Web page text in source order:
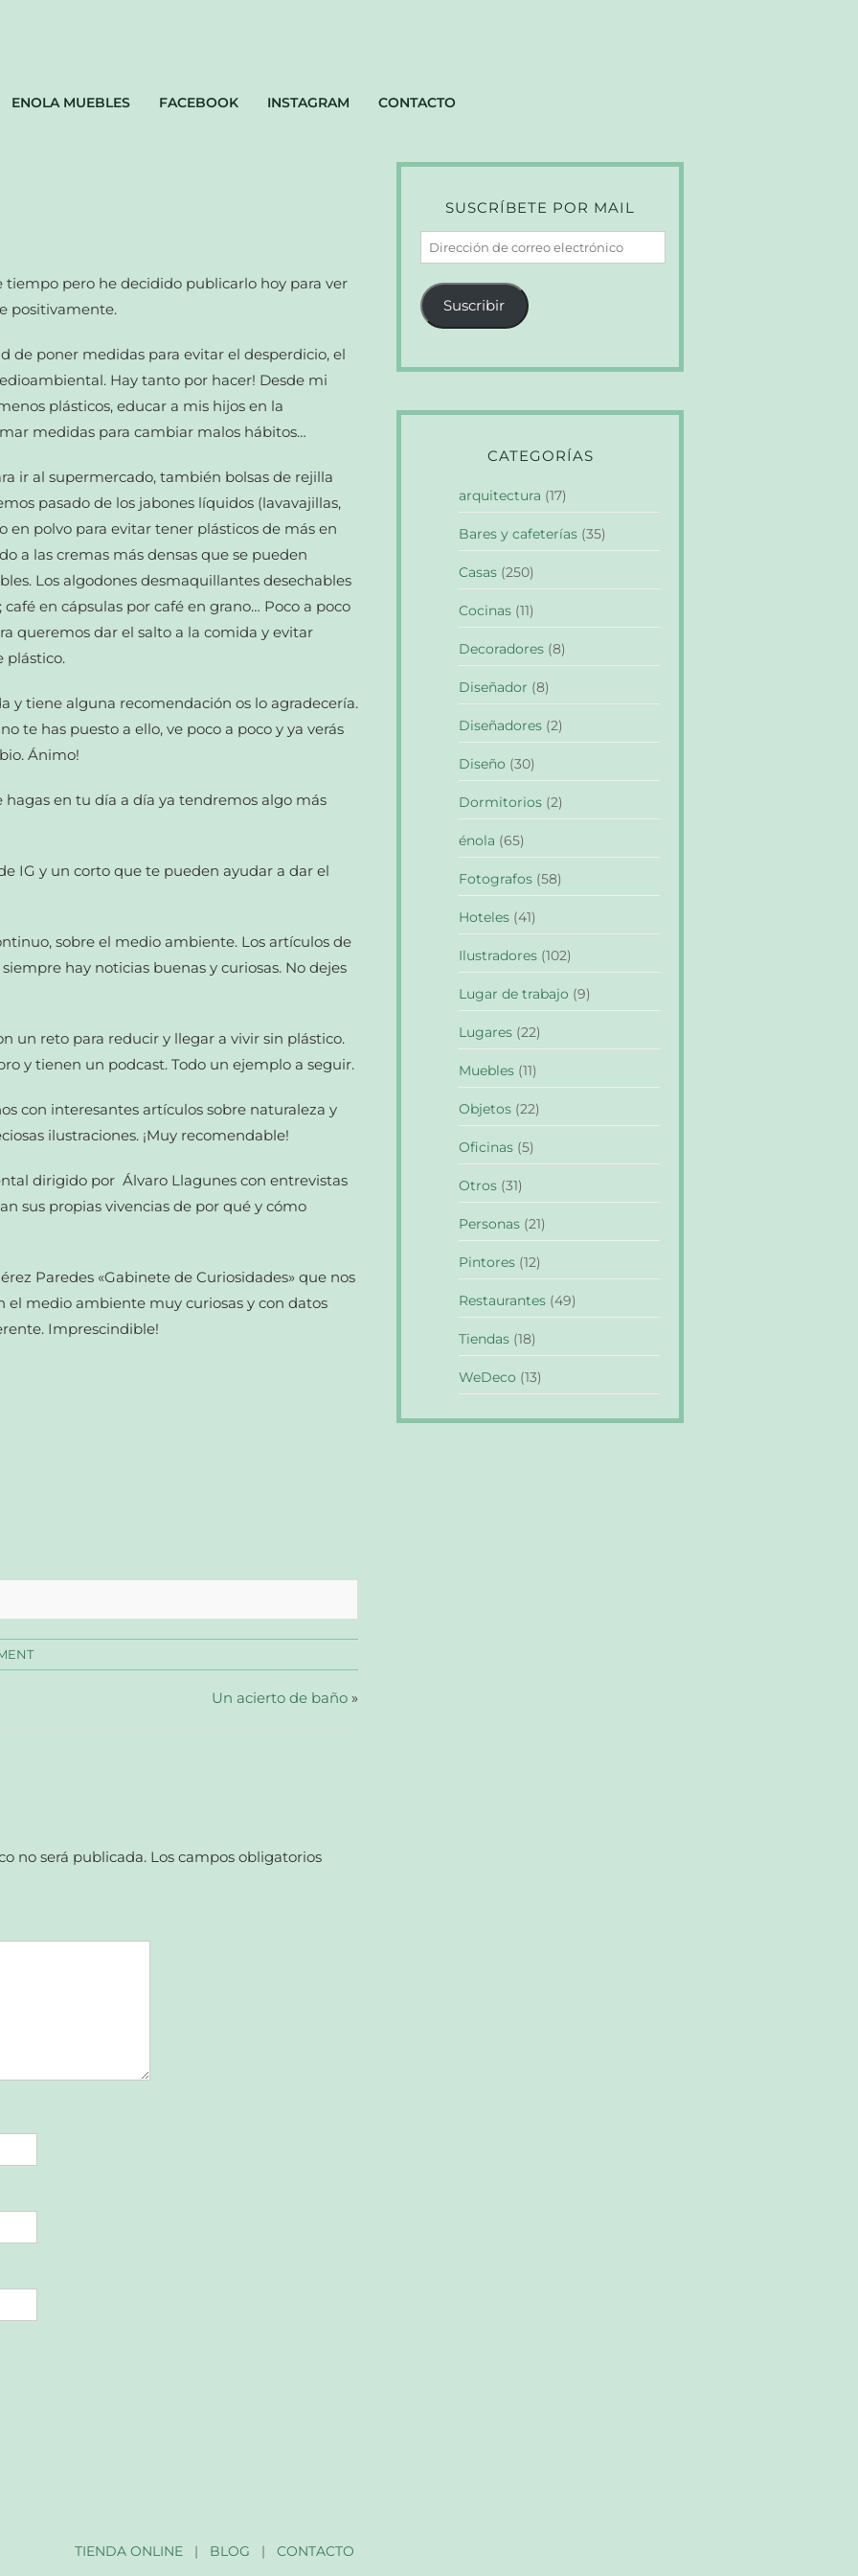
ENOLA MUEBLES FACEBOOK INSTAGRAM CONTACTO
tiempo pero he decidido publicarlo hoy para ver
positivamente.
de poner medidas para evitar el desperdicio, el
Hay tanto por hacer! Desde mi
plásticos, educar a mis hijos en la
medidas para cambiar malos hábitos…
ir al supermercado, también bolsas de rejilla
pasado de los jabones líquidos (lavavajillas,
en polvo para evitar tener plásticos de más en
a las cremas más densas que se pueden
Los algodones desmaquillantes desechables
en cápsulas por café en grano… Poco a poco
queremos dar el salto a la comida y evitar
plástico.
y tiene alguna recomendación os lo agradecería.
te has puesto a ello, ve poco a poco y ya verás
Ánimo!
en tu día a día ya tendremos algo más
IG y un corto que te pueden ayudar a dar el
sobre el medio ambiente. Los artículos de
hay noticias buenas y curiosas. No dejes
un reto para reducir y llegar a vivir sin plástico.
y tienen un podcast. Todo un ejemplo a seguir.
con interesantes artículos sobre naturaleza y
ilustraciones. ¡Muy recomendable!
dirigido por Álvaro Llagunes con entrevistas
sus propias vivencias de por qué y cómo
Paredes «Gabinete de Curiosidades» que nos
medio ambiente muy curiosas y con datos
Imprescindible!
Un acierto de baño »
no será publicada. Los campos obligatorios
SUSCRÍBETE POR MAIL
Dirección
de
correo
electrónico
Suscribir
CATEGORÍAS
arquitectura (17)
Bares y cafeterías (35)
Casas (250)
Cocinas (11)
Decoradores (8)
Diseñador (8)
Diseñadores (2)
Diseño (30)
Dormitorios (2)
énola (65)
Fotografos (58)
Hoteles (41)
Ilustradores (102)
Lugar de trabajo (9)
Lugares (22)
Muebles (11)
Objetos (22)
Oficinas (5)
Otros (31)
Personas (21)
Pintores (12)
Restaurantes (49)
Tiendas (18)
WeDeco (13)
TIENDA ONLINE | BLOG | CONTACTO